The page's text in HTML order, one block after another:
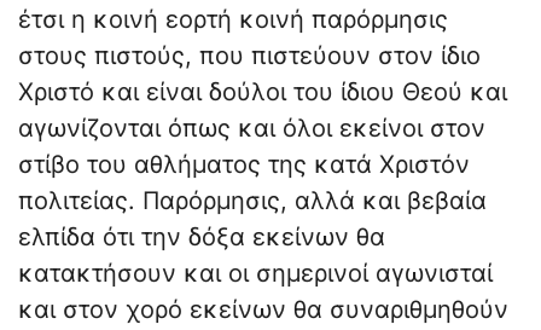
έτσι η κοινή εορτή κοινή παρόρμησις
στους πιστούς, που πιστεύουν στον ίδιο
Χριστό και είναι δούλοι του ίδιου Θεού και
αγωνίζονται όπως και όλοι εκείνοι στον
στίβο του αθλήματος της κατά Χριστόν
πολιτείας. Παρόρμησις, αλλά και βεβαία
ελπίδα ότι την δόξα εκείνων θα
κατακτήσουν και οι σημερινοί αγωνισταί
και στον χορό εκείνων θα συναριθμηθούν